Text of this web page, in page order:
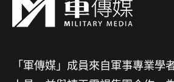
「軍傳媒」成員來自軍事專業學